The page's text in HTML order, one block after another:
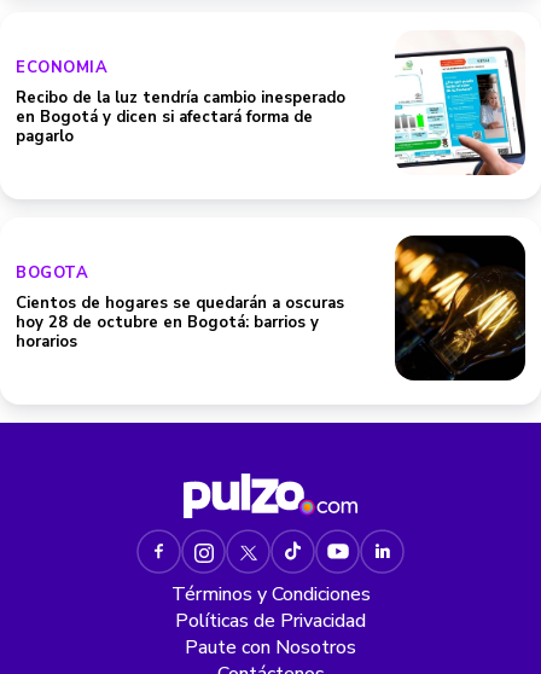
ECONOMIA
Recibo de la luz tendría cambio inesperado
en Bogotá y dicen si afectará forma de
pagarlo
BOGOTA
Cientos de hogares se quedarán a oscuras
hoy 28 de octubre en Bogotá: barrios y
horarios
Términos y Condiciones
Políticas de Privacidad
Paute con Nosotros